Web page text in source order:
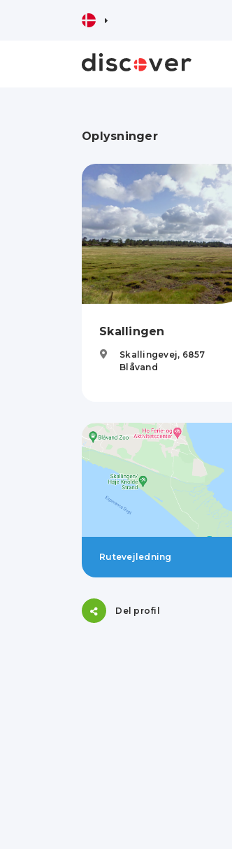
Oplysninger
Skallingen
Skallingevej, 6857
Blåvand
Rutevejledning
Del profil